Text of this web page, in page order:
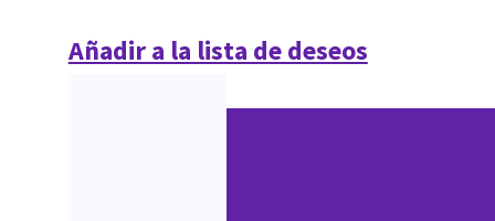
Añadir a la lista de deseos